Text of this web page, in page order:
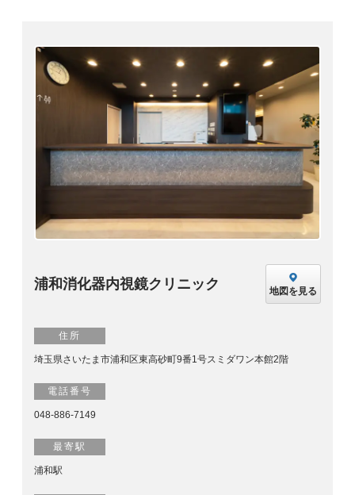
浦和消化器内視鏡クリニック 地図を見る
住所
埼玉県さいたま市浦和区東高砂町9番1号スミダワン本館2階
電話番号
048-886-7149
最寄駅
浦和駅